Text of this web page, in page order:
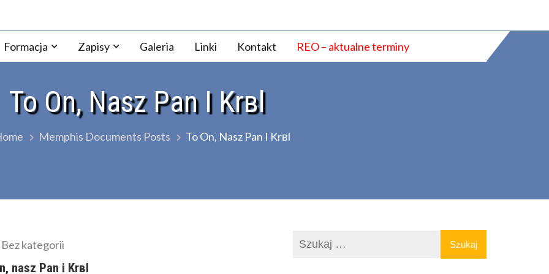
Warszawsko-Praskiej
Formacja Zapisy Galeria Linki Kontakt REO – aktualne terminy
To On, Nasz Pan I Krвl
Memphis Documents Posts To On, Nasz Pan I Krвl
Bez kategorii
nasz Pan i Krвl